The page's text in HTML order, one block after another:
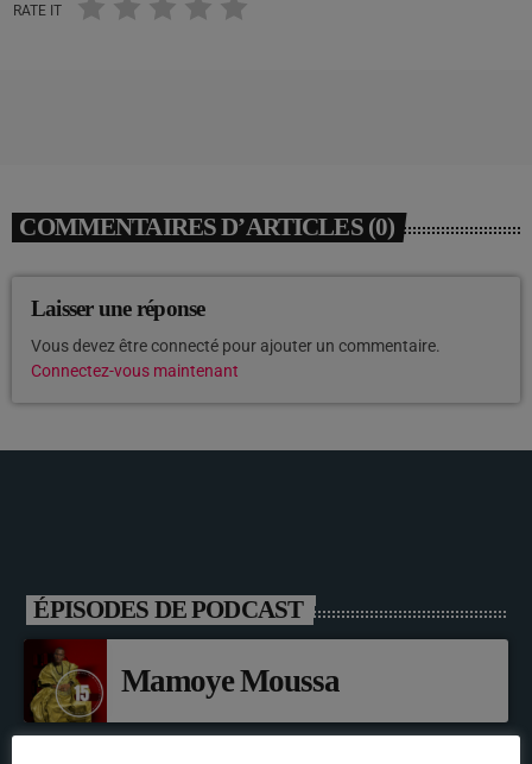
RATE IT
COMMENTAIRES D’ARTICLES (0)
Laisser une réponse
Vous devez être connecté pour ajouter un commentaire.
Connectez-vous maintenant
ÉPISODES DE PODCAST
Mamoye Moussa